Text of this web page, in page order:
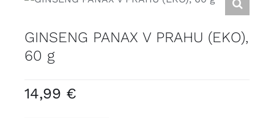
SUPERHRANA
ZNIŽANO
GINSENG PANAX V PRAHU (EKO),
60 g
14,99 €